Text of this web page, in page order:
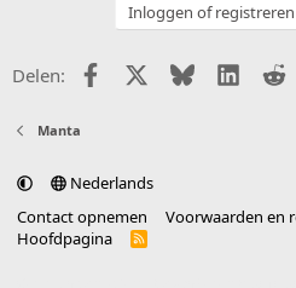
Inloggen of
Delen: FacebookX (Twitter)
Bluesky
Manta
Nederlands
Contact opnemen
Voorwaarden en
Hoofdpagina
R